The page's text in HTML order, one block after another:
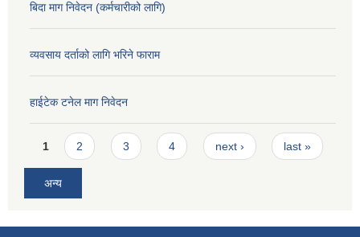
बिदा माग निवेदन (कर्मचारीको लागि)
व्यवसाय दर्ताको लागि भरिने फाराम
हाईटेक टनेल माग निवेदन
Pages
1 2 3 4 next › last »
अन्य